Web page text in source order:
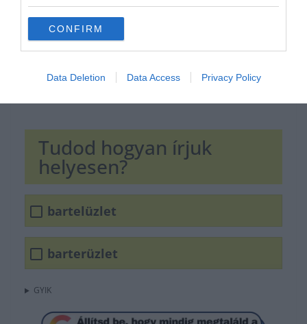
CONFIRM
Data Deletion Data Access Privacy Policy
Tudod hogyan írjuk
helyesen?
bartelüzlet
barterüzlet
GYIK